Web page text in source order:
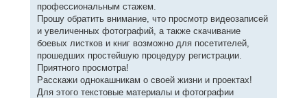
профессиональным стажем.
Прошу обратить внимание, что просмотр видеозаписей
и увеличенных фотографий, а также скачивание
боевых листков и книг возможно для посетителей,
прошедших простейшую процедуру регистрации.
Приятного просмотра!
Расскажи однокашникам о своей жизни и проектах!
Для этого текстовые материалы и фотографии